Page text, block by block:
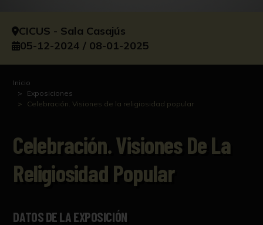
CICUS - Sala Casajús
05-12-2024 / 08-01-2025
Inicio
Exposiciones
Celebración. Visiones de la religiosidad popular
Celebración. Visiones De La
Religiosidad Popular
DATOS DE LA EXPOSICIÓN